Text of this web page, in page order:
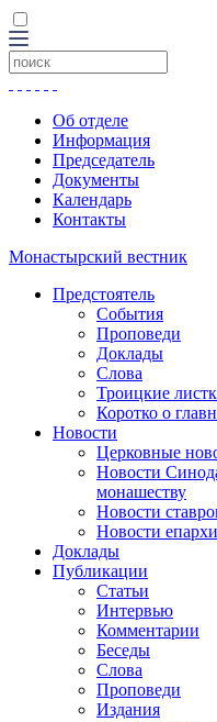
Об отделе
Информация
Председатель
Документы
Календарь
Контакты
Монастырский вестник
Предстоятель
События
Проповеди
Доклады
Слова
Троицкие
Коротко о
Новости
Церковные
Новости
монашеству
Новости
Новости
Доклады
Публикации
Статьи
Интервью
Комментарии
Беседы
Слова
Проповеди
Издания